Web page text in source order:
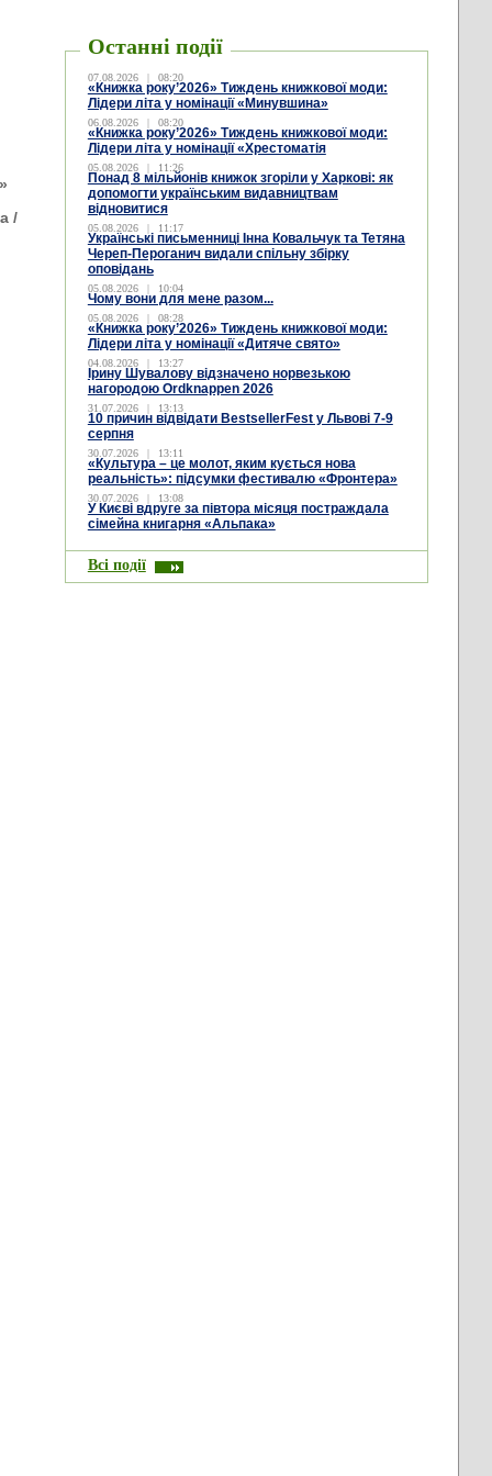
/
Останні події
07.08.2026 | 08:20
«Книжка року’2026» Тиждень книжкової моди:
Лідери літа у номінації «Минувшина»
06.08.2026 | 08:20
«Книжка року’2026» Тиждень книжкової моди:
Лідери літа у номінації «Хрестоматія
05.08.2026 | 11:26
Понад 8 мільйонів книжок згоріли у Харкові: як
допомогти українським видавництвам
відновитися
05.08.2026 | 11:17
Українські письменниці Інна Ковальчук та Тетяна
Череп-Пероганич видали спільну збірку
оповідань
05.08.2026 | 10:04
Чому вони для мене разом...
05.08.2026 | 08:28
«Книжка року’2026» Тиждень книжкової моди:
Лідери літа у номінації «Дитяче свято»
04.08.2026 | 13:27
Ірину Шувалову відзначено норвезькою
нагородою Ordknappen 2026
31.07.2026 | 13:13
10 причин відвідати BestsellerFest у Львові 7-9
серпня
30.07.2026 | 13:11
«Культура – це молот, яким кується нова
реальність»: підсумки фестивалю «Фронтера»
30.07.2026 | 13:08
У Києві вдруге за півтора місяця постраждала
сімейна книгарня «Альпака»
Всі події